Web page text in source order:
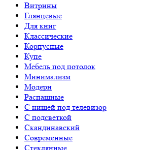
Витрины
Глянцевые
Для книг
Классические
Корпусные
Купе
Мебель под потолок
Минимализм
Модерн
Распашные
С нишей под телевизор
С подсветкой
Скандинавский
Современные
Стеклянные